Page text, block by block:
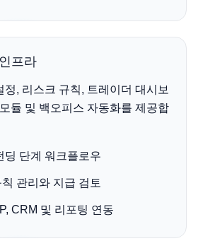
프라
정, 리스크 규칙, 트레이더 대시보
듈 및 백오피스 자동화를 제공합
딩 단계 워크플로우
관리와 지급 검토
CRM 및 리포팅 연동